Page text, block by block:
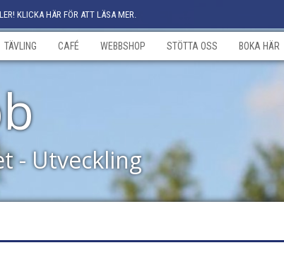
KLICKA HÄR FÖR ATT LÄSA MER.
TÄVLING CAFÉ WEBBSHOP STÖTTA OSS BOKA HÄR
- Utveckling